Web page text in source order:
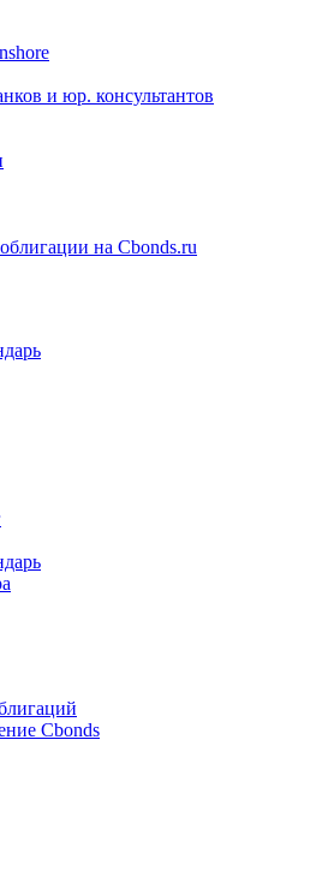
и юр. консультантов
на Cbonds.ru
Cbonds